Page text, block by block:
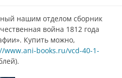
нашим отделом сборник
война 1812 года
Купить можно,
www.ani-books.ru/vcd-40-1-